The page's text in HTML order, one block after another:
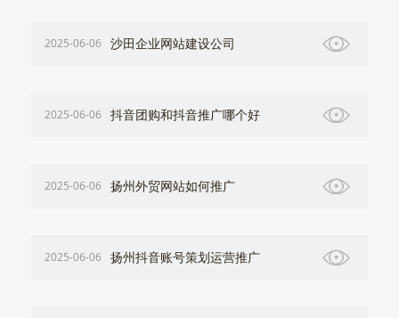
2025-06-06 沙田企业网站建设公司
2025-06-06 抖音团购和抖音推广哪个好
2025-06-06 扬州外贸网站如何推广
2025-06-06 扬州抖音账号策划运营推广